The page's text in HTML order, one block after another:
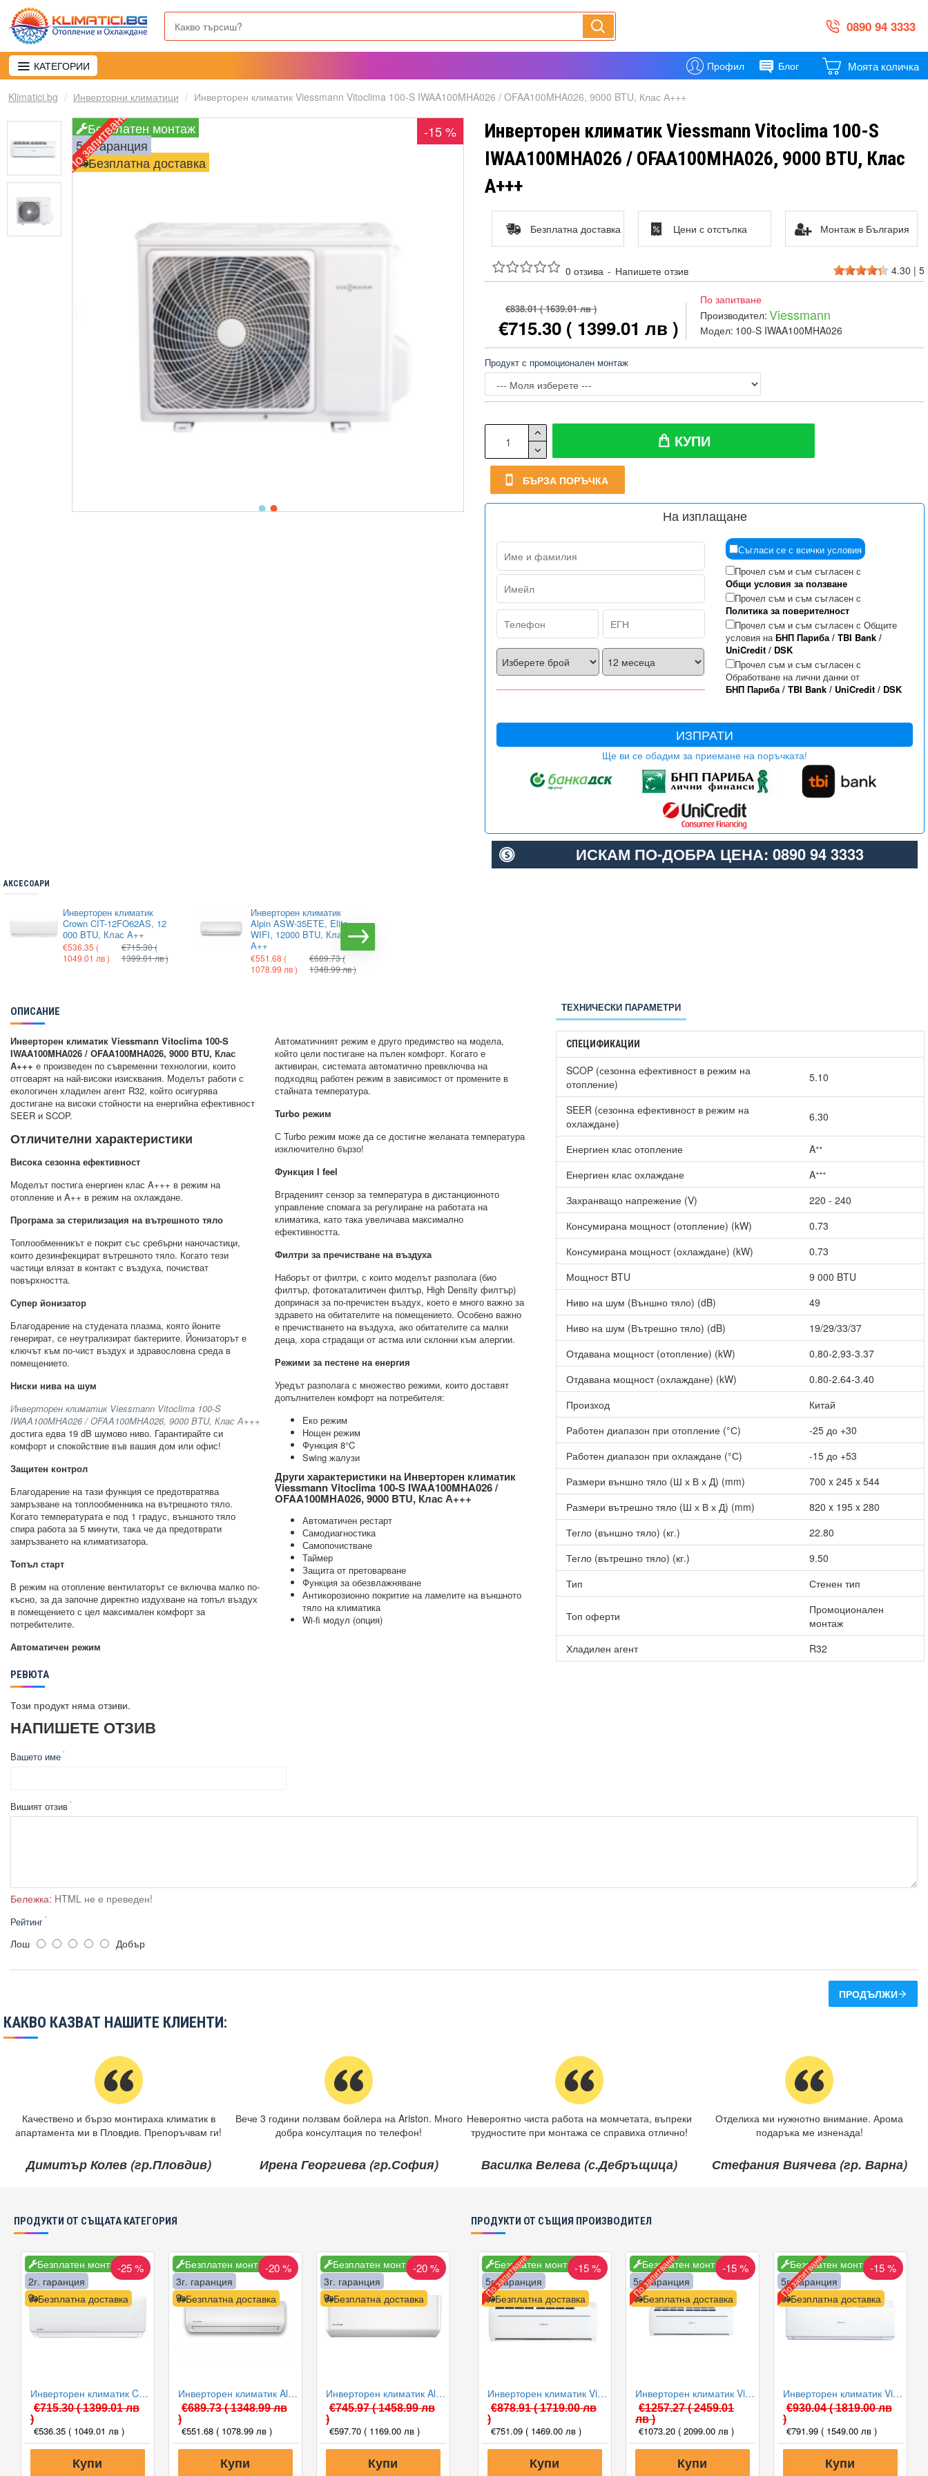
0890 94 3333
КАТЕГОРИИ Профил Блог Моята количка
Klimatici.bg Инверторни климатици Инверторен климатик Viessmann Vitoclima 100-S IWAA100MHA026 / OFAA100MHA026, 9000 BTU, Клас А+++
Безплатен монтаж
Безплатна доставка
5г. гаранция
-15 %
По запитване
Инверторен климатик Viessmann Vitoclima 100-S
IWAA100MHA026 / OFAA100MHA026, 9000 BTU, Клас
А+++
0 отзива - Напишете отзив 4.30 | 5
€838.01( 1639.01 лв )
€715.30 ( 1399.01 лв )
По запитване
Производител: Viessmann
Модел: 100-S IWAA100MHA026
Продукт с промоционален монтаж
КУПИ
БЪРЗА ПОРЪЧКА
На изплащане
Съгласи се с всички условия
Прочел съм и съм съгласен с
Общи условия за ползване
Прочел съм и съм съгласен с
Политика за поверителност
Прочел съм и съм съгласен с Общите
условия наБНП Париба/ TBI Bank/
UniCredit/ DSK
Прочел съм и съм съгласен с
Обработване на лични данни от
БНП Париба/ TBI Bank/ UniCredit/ DSK
ИЗПРАТИ
Ще ви се обадим за приемане на поръчката!
Безплатна доставка Цени с отстъпка Монтаж в България
ИСКАМ ПО-ДОБРА ЦЕНА: 0890 94 3333
АКСЕСОАРИ
Инверторен климатик
Crown CIT-12FO62AS, 12
000 BTU, Клас A++
€536.35 (
1049.01 лв )
€715.30(
1399.01 лв )
Инверторен климатик
Alpin ASW-35ETE, Elite,
WIFI, 12000 BTU, Клас
А++
€551.68 (
1078.99 лв )
€689.73(
1348.99 лв )
ОПИСАНИЕ
Инверторен климатик Viessmann Vitoclima 100-S
IWAA100MHA026 / OFAA100MHA026, 9000 BTU, Клас
А+++ е произведен по съвременни технологии, които
отговарят на най-високи изисквания. Моделът работи с
екологичен хладилен агент R32, който осигурява
достигане на високи стойности на енергийна ефективност
SEER и SCOP.
Отличителни характеристики
Висока сезонна ефективност
Моделът постига енергиен клас A+++ в режим на
отопление и A++ в режим на охлаждане.
Програма за стерилизация на вътрешното тяло
Топлообменникът е покрит със сребърни наночастици,
които дезинфекцират вътрешното тяло. Когато тези
частици влязат в контакт с въздуха, почистват
повърхността.
Супер йонизатор
Благодарение на студената плазма, която йоните
генерират, се неутрализират бактериите. Йонизаторът е
ключът към по-чист въздух и здравословна среда в
помещението.
Ниски нива на шум
Инверторен климатик Viessmann Vitoclima 100-S
IWAA100MHA026 / OFAA100MHA026, 9000 BTU, Клас А+++
достига едва 19 dB шумово ниво. Гарантирайте си
комфорт и спокойствие във вашия дом или офис!
Защитен контрол
Благодарение на тази функция се предотвратява
замръзване на топлообменника на вътрешното тяло.
Когато температурата е под 1 градус, външното тяло
спира работа за 5 минути, така че да предотврати
замръзването на климатизатора.
Топъл старт
В режим на отопление вентилаторът се включва малко по-
късно, за да започне директно издухване на топъл въздух
в помещението с цел максимален комфорт за
потребителите.
Автоматичен режим
Автоматичният режим е друго предимство на модела,
който цели постигане на пълен комфорт. Когато е
активиран, системата автоматично превключва на
подходящ работен режим в зависимост от промените в
стайната температура.
Turbo режим
С Turbo режим може да се достигне желаната температура
изключително бързо!
Функция I feel
Вграденият сензор за температура в дистанционното
управление спомага за регулиране на работата на
климатика, като така увеличава максимално
ефективността.
Филтри за пречистване на въздуха
Наборът от филтри, с които моделът разполага (био
филтър, фотокаталитичен филтър, High Density филтър)
допринася за по-пречистен въздух, което е много важно за
здравето на обитателите на помещението. Особено важно
е пречистването на въздуха, ако обитателите са малки
деца, хора страдащи от астма или склонни към алергии.
Режими за пестене на енергия
Уредът разполага с множество режими, които доставят
допълнителен комфорт на потребителя:
Еко режим
Нощен режим
Функция 8°C
Swing жалузи
Други характеристики на Инверторен климатик
Viessmann Vitoclima 100-S IWAA100MHA026 /
OFAA100MHA026, 9000 BTU, Клас А+++
Автоматичен рестарт
Самодиагностика
Самопочистване
Таймер
Защита от претоварване
Функция за обезвлажняване
Антикорозионно покритие на ламелите на външното
тяло на климатика
Wi-fi модул (опция)
ТЕХНИЧЕСКИ ПАРАМЕТРИ
СПЕЦИФИКАЦИИ
SCOP (сезонна ефективност в режим на
отопление)
5.10
SEER (сезонна ефективност в режим на
охлаждане)
6.30
Енергиен клас отопление
Aᐩᐩ
Енергиен клас охлаждане
Aᐩᐩᐩ
Захранващо напрежение (V)
220 - 240
Консумирана мощност (отопление) (kW)
0.73
Консумирана мощност (охлаждане) (kW)
0.73
Мощност BTU
9 000 BTU
Ниво на шум (Външно тяло) (dB)
49
Ниво на шум (Вътрешно тяло) (dB)
19/29/33/37
Отдавана мощност (отопление) (kW)
0.80-2.93-3.37
Отдавана мощност (охлаждане) (kW)
0.80-2.64-3.40
Произход
Китай
Работен диапазон при отопление (°С)
-25 до +30
Работен диапазон при охлаждане (°С)
-15 до +53
Размери външно тяло (Ш х В х Д) (mm)
700 x 245 x 544
Размери вътрешно тяло (Ш х В х Д) (mm)
820 x 195 x 280
Тегло (външно тяло) (кг.)
22.80
Тегло (вътрешно тяло) (кг.)
9.50
Тип
Стенен тип
Топ оферти
Промоционален
монтаж
Хладилен агент
R32
РЕВЮТА
Този продукт няма отзиви.
НАПИШЕТЕ ОТЗИВ
Вашето име
Вишият отзив
Бележка: HTML не е преведен!
Рейтинг
Лош Добър
ПРОДЪЛЖИ
КАКВО КАЗВАТ НАШИТЕ КЛИЕНТИ:
Качествено и бързо монтираха климатик в
апартамента ми в Пловдив. Препоръчвам ги!
Димитър Колев (гр.Пловдив)
Вече 3 години ползвам бойлера на Ariston. Много
добра консултация по телефон!
Ирена Георгиева (гр.София)
Невероятно чиста работа на момчетата, въпреки
трудностите при монтажа се справиха отлично!
Василка Велева (с.Дебръщица)
Отделиха ми нужнотно внимание. Арома
подаръка ме изненада!
Стефания Виячева (гр. Варна)
ПРОДУКТИ ОТ СЪЩАТА КАТЕГОРИЯ
Безплатен монтаж
Безплатна доставка
2г. гаранция
-25 %
Инверторен климатик Crown CIT-12FO62AS, 12 000 BTU, Клас A++
€715.30( 1399.01 лв
)
€536.35 ( 1049.01 лв )
Купи
Безплатен монтаж
Безплатна доставка
3г. гаранция
-20 %
Инверторен климатик Alpin ASW-35ETE, Elite, WIFI, 12000 BTU, Клас А++
€689.73( 1348.99 лв
)
€551.68 ( 1078.99 лв )
Купи
Безплатен монтаж
Безплатна доставка
3г. гаранция
-20 %
Инверторен климатик Alpin ASW-35PTT Pro, WIFI, 12000 BTU, Клас А++
€745.97( 1458.99 лв
)
€597.70 ( 1169.00 лв )
Купи
ПРОДУКТИ ОТ СЪЩИЯ ПРОИЗВОДИТЕЛ
Безплатен монтаж
Безплатна доставка
5г. гаранция
-15 %
По запитване
Инверторен климатик Viessmann Vitoclima 100-S IWAA100MHA032 / OFAA100MHA032, 12000 BTU, Клас А+++
€878.91( 1719.00 лв
)
€751.09 ( 1469.00 лв )
Купи
Безплатен монтаж
Безплатна доставка
5г. гаранция
-15 %
По запитване
Инверторен климатик Viessmann Vitoclima 100-S IWAA100MHA050 / OFAA100MHA050, 18000 BTU, Клас А+++
€1257.27( 2459.01
лв )
€1073.20 ( 2099.00 лв )
Купи
Безплатен монтаж
Безплатна доставка
5г. гаранция
-15 %
По запитване
Инверторен климатик Viessmann Vitoclima 200-S IWAA200MHA026 / OFAA200MHA026, 9000 BTU, Клас А+++
€930.04( 1819.00 лв
)
€791.99 ( 1549.00 лв )
Купи